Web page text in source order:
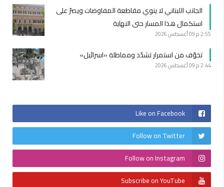
الجانب اللبناني لا ينوي مقاطعة المفاوضات ويصرّ على
استكمال هذا المسار حتى النهاية
2:55 م 09 أغسطس 2026
تخوّف من استمرار تشدّد ومماطلة «اسرائيل»
2:44 م 09 أغسطس 2026
Like on Facebook
Follow on Twitter
Follow on Instagram
Subscribe on YouTube